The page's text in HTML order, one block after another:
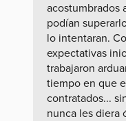
acostumbrados
podían
lo intentaran.
expectativas
trabajaron
tiempo en que
contratados...
nunca les diera